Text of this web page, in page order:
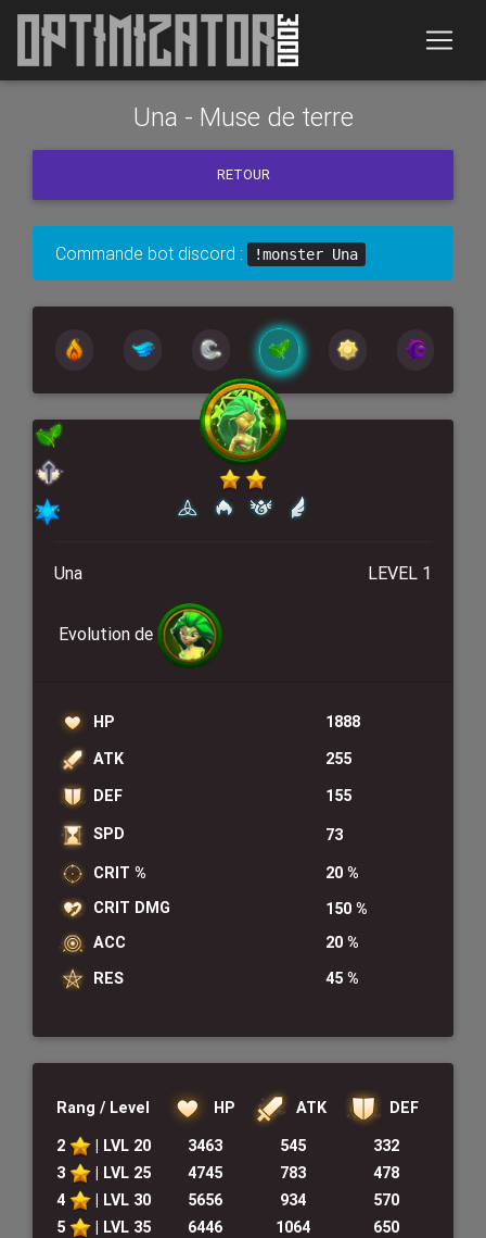
Una - Muse de terre
RETOUR
Commande bot discord : !monster Una
Una LEVEL 1
Evolution de
HP
1888
ATK
255
DEF
155
SPD
73
CRIT %
20 %
CRIT DMG
150 %
ACC
20 %
RES
45 %
Rang / Level HP ATK
DEF
2
| LVL 20 3463 545
332
3
| LVL 25 4745 783
478
4
| LVL 30 5656 934
570
5
| LVL 35 6446 1064 650